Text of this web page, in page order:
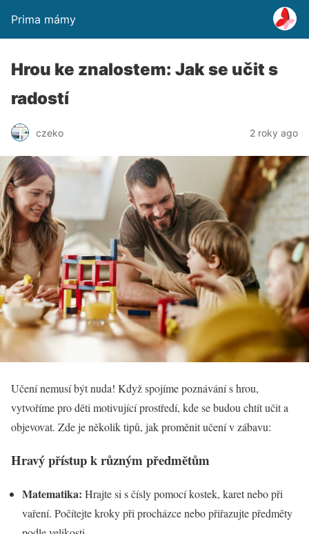
Prima mámy
Hrou ke znalostem: Jak se učit s
radostí
czeko 2 roky ago
Učení nemusí být nuda! Když spojíme poznávání s hrou,
vytvoříme pro děti motivující prostředí, kde se budou chtít učit a
objevovat. Zde je několik tipů, jak proměnit učení v zábavu:
Hravý přístup k různým předmětům
Matematika: Hrajte si s čísly pomocí kostek, karet nebo při
vaření. Počítejte kroky při procházce nebo přiřazujte předměty